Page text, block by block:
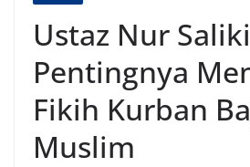
Ustaz Nur
Pentingnya
Fikih Kurban
Muslim